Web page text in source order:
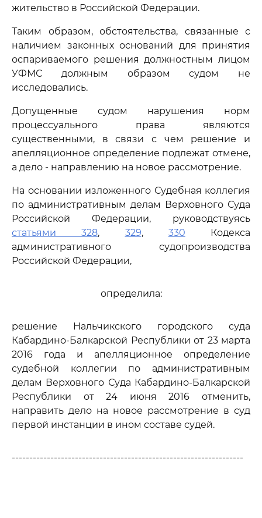
жительство в Российской Федерации.
Таким образом, обстоятельства, связанные с
наличием законных оснований для принятия
оспариваемого решения должностным лицом
УФМС должным образом судом не
исследовались.
Допущенные судом нарушения норм
процессуального права являются
существенными, в связи с чем решение и
апелляционное определение подлежат отмене,
а дело - направлению на новое рассмотрение.
На основании изложенного Судебная коллегия
по административным делам Верховного Суда
Российской Федерации, руководствуясь
статьями 328, 329, 330 Кодекса
административного судопроизводства
Российской Федерации,
определила:
решение Нальчикского городского суда
Кабардино-Балкарской Республики от 23 марта
2016 года и апелляционное определение
судебной коллегии по административным
делам Верховного Суда Кабардино-Балкарской
Республики от 24 июня 2016 отменить,
направить дело на новое рассмотрение в суд
первой инстанции в ином составе судей.
------------------------------------------------------------------